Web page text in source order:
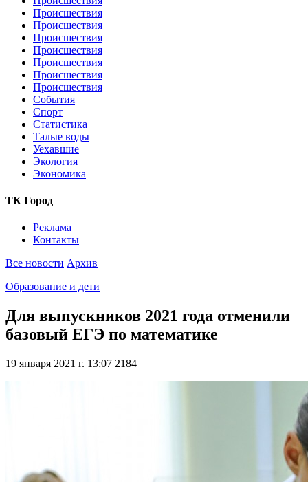
Происшествия
Происшествия
Происшествия
Происшествия
Происшествия
Происшествия
Происшествия
События
Спорт
Статистика
Талые воды
Уехавшие
Экология
Экономика
ТК Город
Реклама
Контакты
Все новости Архив
Образование и дети
Для выпускников 2021 года отменили
базовый ЕГЭ по математике
19 января 2021 г. 13:07 2184